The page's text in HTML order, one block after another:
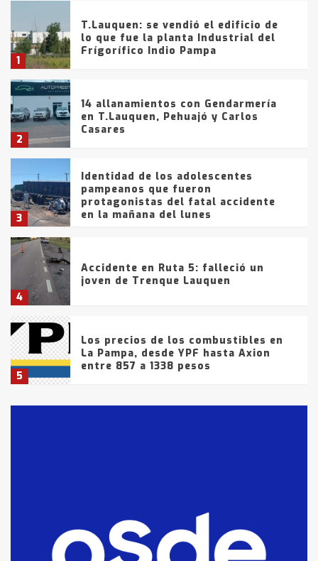
1
T.Lauquen: se vendió el edificio de
lo que fue la planta Industrial del
Frígorífico Indio Pampa
2
14 allanamientos con Gendarmería
en T.Lauquen, Pehuajó y Carlos
Casares
3
Identidad de los adolescentes
pampeanos que fueron
protagonistas del fatal accidente
en la mañana del lunes
4
Accidente en Ruta 5: falleció un
joven de Trenque Lauquen
5
Los precios de los combustibles en
La Pampa, desde YPF hasta Axion
entre 857 a 1338 pesos
fueron detenidos por
comercialización de drogas en la
tarde del sábado